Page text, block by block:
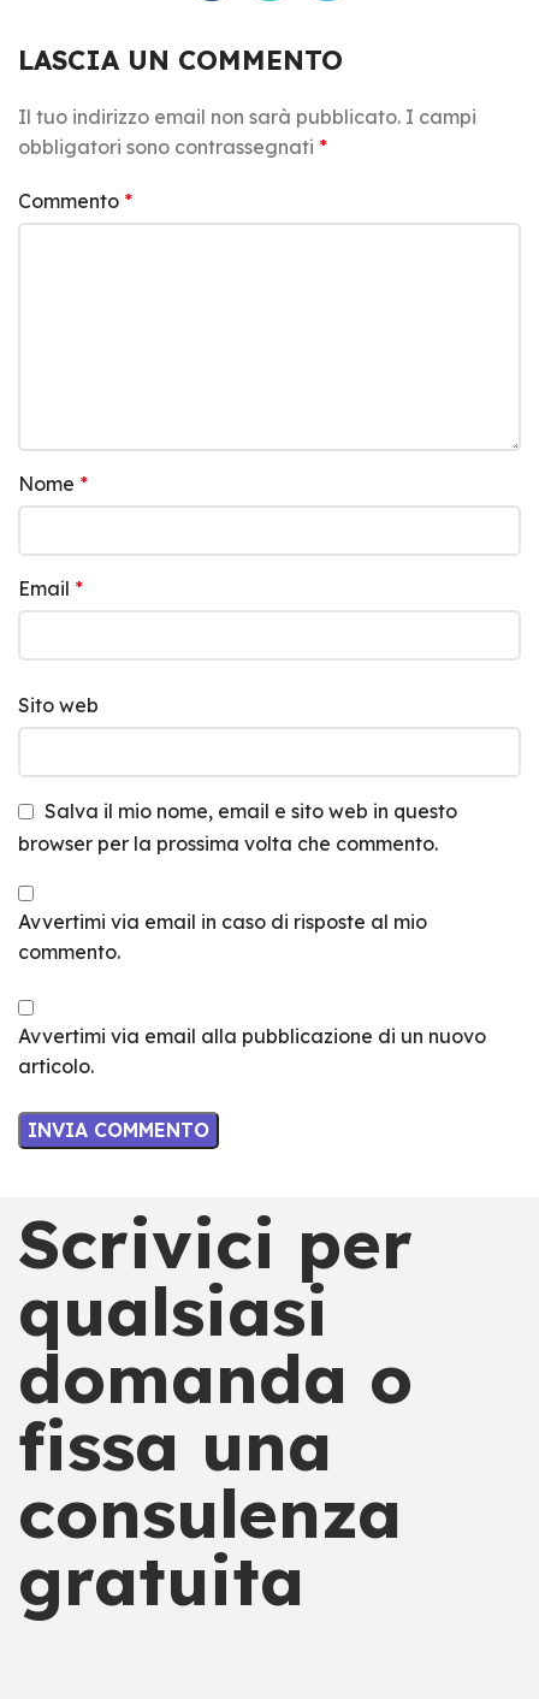
LASCIA UN COMMENTO
Il tuo indirizzo email non sarà pubblicato. I campi
obbligatori sono contrassegnati *
Commento *
Nome *
Email *
Sito web
Salva il mio nome, email e sito web in questo
browser per la prossima volta che commento.
Avvertimi via email in caso di risposte al mio
commento.
Avvertimi via email alla pubblicazione di un nuovo
articolo.
Scrivici per
qualsiasi
domanda o
fissa una
consulenza
gratuita